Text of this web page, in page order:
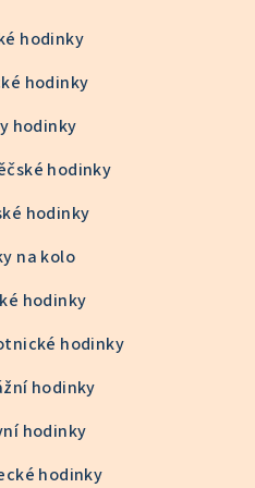
hodinky
hodinky
hodinky
hodinky
hodinky
na kolo
hodinky
hodinky
hodinky
hodinky
hodinky